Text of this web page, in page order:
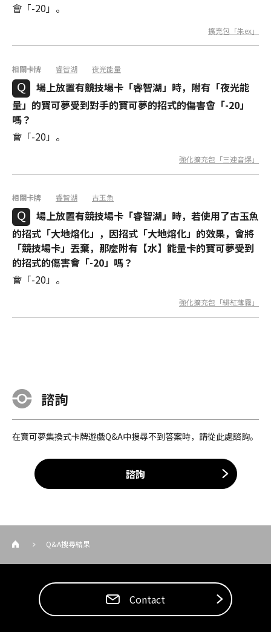
會「-20」。
擴充包「朱ex」
相關卡牌 睿智湖 夜光能量
場上放置有競技場卡「睿智湖」時，附有「夜光能
量」的寶可夢受到對手的寶可夢的招式的傷害會「-20」
嗎？
會「-20」。
強化擴充包「三連音爆」
相關卡牌 睿智湖 古玉魚
場上放置有競技場卡「睿智湖」時，若使用了古玉魚
的招式「大地熔化」，因招式「大地熔化」的效果，會將
「競技場卡」丟棄，那麼附有【水】能量卡的寶可夢受到
的招式的傷害會「-20」嗎？
會「-20」。
強化擴充包「緋紅薄霧」
諮詢
在寶可夢集換式卡牌遊戲Q&A中搜尋不到答案時，請從此處諮詢。
諮詢
Q&A搜尋結果
Contact